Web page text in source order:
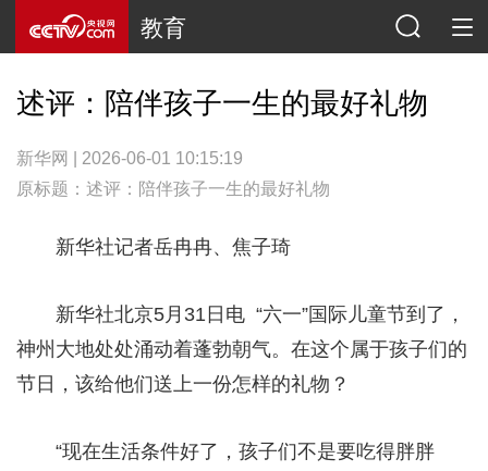
教育
述评：陪伴孩子一生的最好礼物
新华网 | 2026-06-01 10:15:19
原标题：述评：陪伴孩子一生的最好礼物
新华社记者岳冉冉、焦子琦
新华社北京5月31日电 “六一”国际儿童节到了，
神州大地处处涌动着蓬勃朝气。在这个属于孩子们的
节日，该给他们送上一份怎样的礼物？
“现在生活条件好了，孩子们不是要吃得胖胖